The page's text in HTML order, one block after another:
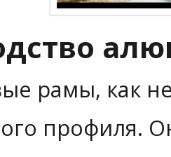
рамы, как
профиля.